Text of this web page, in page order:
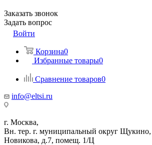
Заказать звонок
Задать вопрос
Войти
Корзина0
Избранные товары0
Сравнение товаров0
info@eltsi.ru
г. Москва,
Вн. тер. г. муниципальный округ
Новикова, д.7, помещ. 1/Ц